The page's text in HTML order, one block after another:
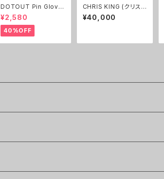
DOTOUT Pin Glove
300.レッド
¥2,580
40%OFF
CHRIS KING (クリスキ
ング） INSET 8
¥40,000